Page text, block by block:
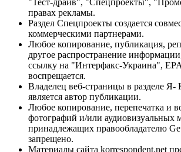
"Тест-драйв", "Спецпроекты",
правах рекламы.
Раздел Спецпроекты создается
коммерческими партнерами.
Любое копирование, публикация,
другое распространение
ссылку на "Интерфакс-Украина",
воспрещается.
Владелец веб-страницы в разделе Я-
является автор публикации.
Любое копирование, перепечатка и
фотографий и/или аудиовизуальных
принадлежащих правообладателю
запрещено.
Материалы сайта korrespondent.net